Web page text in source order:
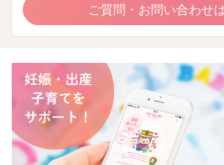
ご質問・お問い合わせ